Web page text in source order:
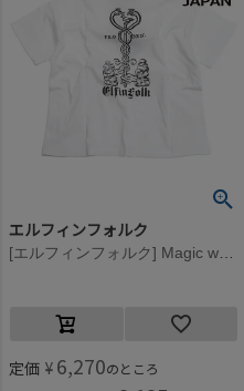
エルフィンフォルク
定価 ¥ 6,270のところ